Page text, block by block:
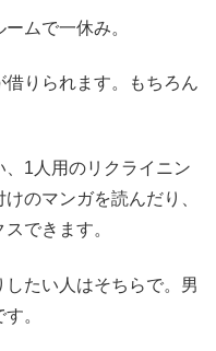
ムで一休み。
りられます。もちろん
1人用のリクライニン
のマンガを読んだり、
できます。
たい人はそちらで。男
。